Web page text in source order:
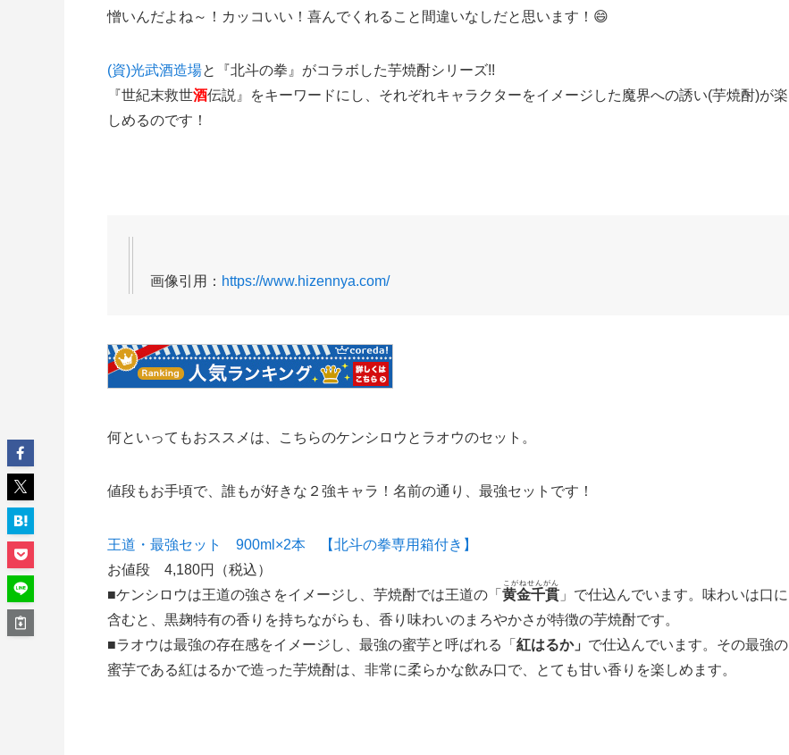
憎いんだよね～！カッコいい！喜んでくれること間違いなしだと思います！😄
(資)光武酒造場と『北斗の拳』がコラボした芋焼酎シリーズ!!
『世紀末救世酒伝説』をキーワードにし、それぞれキャラクターをイメージした魔界への誘い(芋焼酎)が楽
しめるのです！
画像引用： https://www.hizennya.com/
何といってもおススメは、こちらのケンシロウとラオウのセット。
値段もお手頃で、誰もが好きな２強キャラ！名前の通り、最強セットです！
王道・最強セット 900ml×2本 【北斗の拳専用箱付き】
お値段 4,180円
（税込）
■ケンシロウは王道の強さをイメージし、芋焼酎では王道の「 黄金千貫
こがねせんがん
」で仕込んでいます。味わいは口に
含むと、黒麹特有の香りを持ちながらも、 香り味わいのまろやかさが特徴の芋焼酎です。
■ラオウは最強の存在感をイメージし、最強の蜜芋と呼ばれる「 紅はるか」 で仕込んでいます。その最強の
蜜芋である紅はるかで造った芋焼酎は、 非常に柔らかな飲み口で、とても甘い香り を楽しめます。